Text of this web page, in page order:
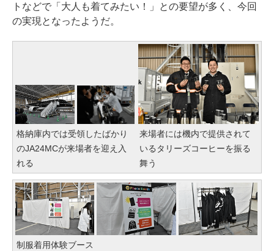
トなどで「大人も着てみたい！」との要望が多く、今回
の実現となったようだ。
格納庫内では受領したばかり
のJA24MCが来場者を迎え入
れる
来場者には機内で提供されて
いるタリーズコーヒーを振る
舞う
制服着用体験ブース